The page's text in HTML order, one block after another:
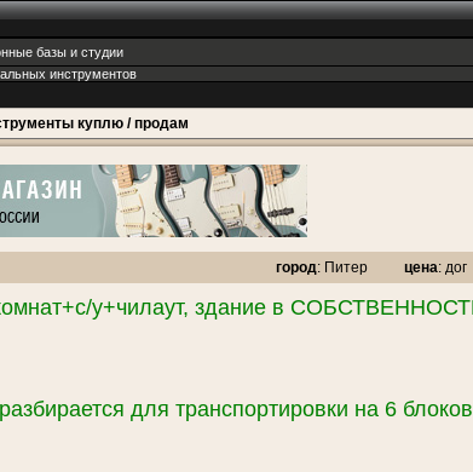
базы и студии
инструментов
куплю / продам
город: Питер цена: дог
у+чилаут, здание в
для транспортировки на 6